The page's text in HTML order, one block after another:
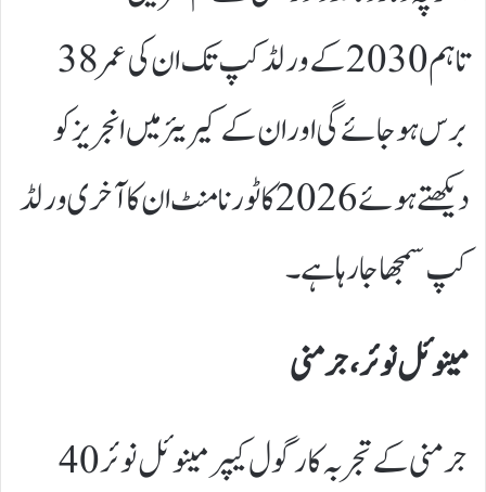
تاہم 2030 کے ورلڈ کپ تک ان کی عمر 38
برس ہو جائے گی اور ان کے کیریئر میں انجریز کو
دیکھتے ہوئے 2026 کا ٹورنامنٹ ان کا آخری ورلڈ
کپ سمجھا جا رہا ہے۔
مینوئل نوئر، جرمنی
جرمنی کے تجربہ کار گول کیپر مینوئل نوئر 40